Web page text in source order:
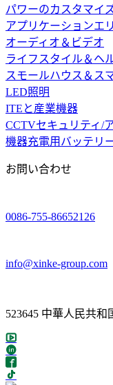
パワーのカスタマイ
アプリケーションエ
オーディオ＆ビデオ
ライフスタイル＆ヘ
スモールハウス＆ス
LED照明
ITEと産業機器
CCTVセキュリティ/
機器充電用バッテリ
お問い合わせ
0086-755-86652126
info@xinke-group.com
523645 中華人民共